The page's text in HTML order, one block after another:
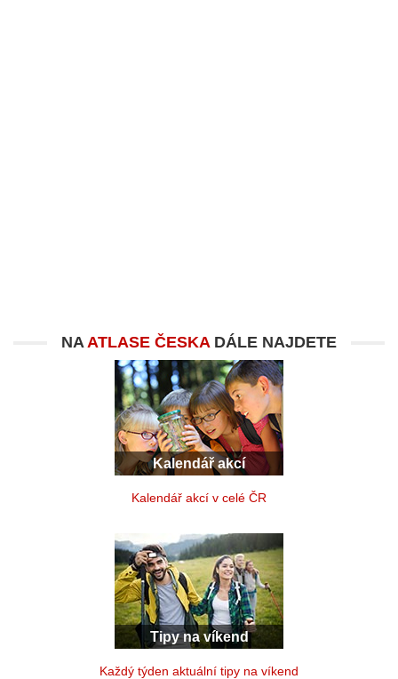
NAATLASE ČESKADÁLE NAJDETE
Kalendář akcí
Kalendář akcí v celé ČR
Tipy na víkend
Každý týden aktuální tipy na víkend